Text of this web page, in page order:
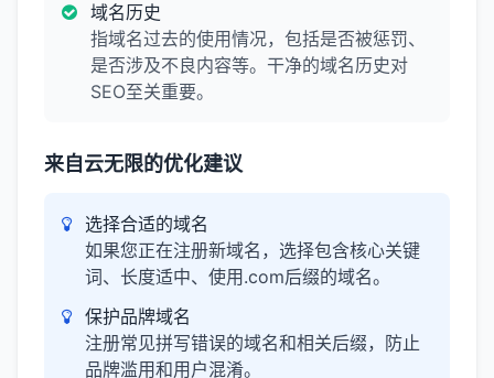
域名历史
指域名过去的使用情况，包括是否被惩罚、
是否涉及不良内容等。干净的域名历史对
SEO至关重要。
来自云无限的优化建议
选择合适的域名
如果您正在注册新域名，选择包含核心关键
词、长度适中、使用.com后缀的域名。
保护品牌域名
注册常见拼写错误的域名和相关后缀，防止
品牌滥用和用户混淆。